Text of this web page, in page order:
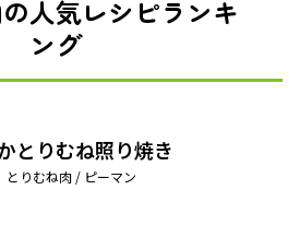
人気レシピランキ
ング
とりむね照り焼き
とりむね肉 / ピーマン